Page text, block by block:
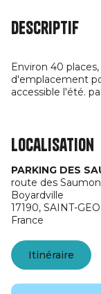
Descriptif
Environ 40
d'emplacement
accessible l'été.
Localisation
PARKING DES
route des
Boyardville
17190, SAINT-
France
Itinéraire